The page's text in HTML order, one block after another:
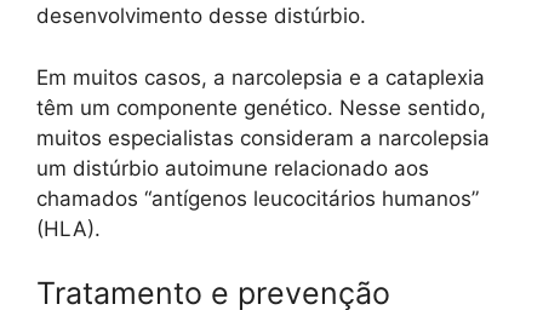
desenvolvimento desse distúrbio.
Em muitos casos, a narcolepsia e a cataplexia
têm um componente genético. Nesse sentido,
muitos especialistas consideram a narcolepsia
um distúrbio autoimune relacionado aos
chamados “antígenos leucocitários humanos”
(HLA).
Tratamento e prevenção